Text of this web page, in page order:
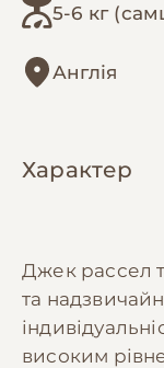
5-6 кг
Англія
Характер
Джек рассел
та
високим